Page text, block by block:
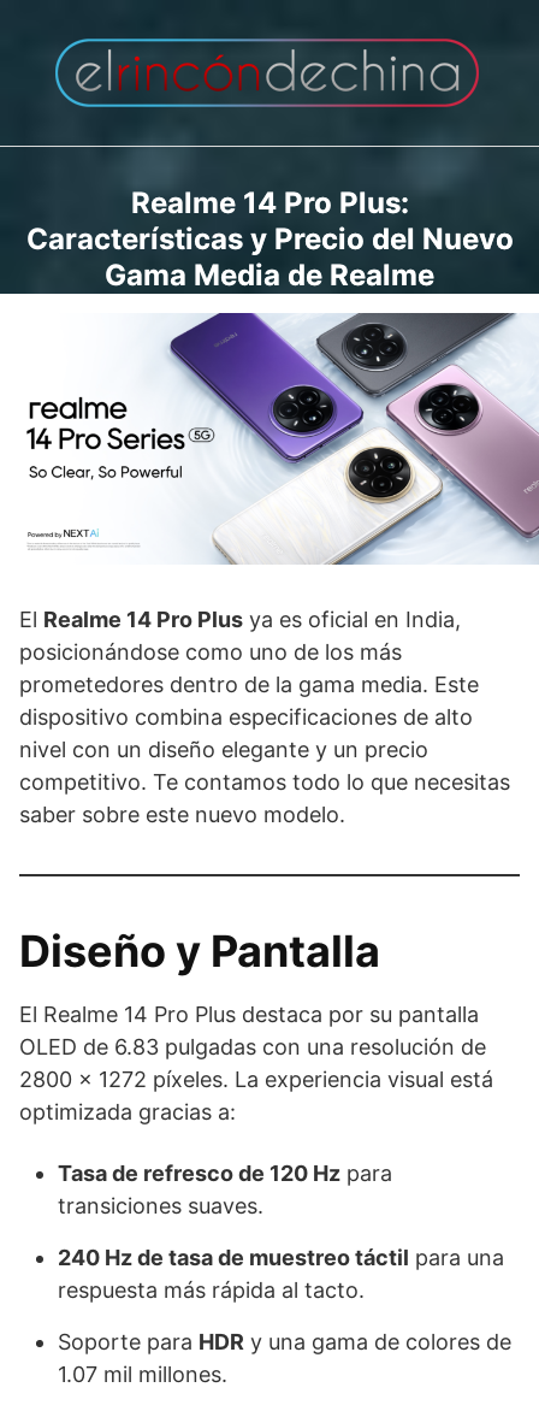
contenido
Realme 14 Pro Plus:
Características y Precio del Nuevo
Gama Media de Realme
El Realme 14 Pro Plus ya es oficial en India,
posicionándose como uno de los más
prometedores dentro de la gama media. Este
dispositivo combina especificaciones de alto
nivel con un diseño elegante y un precio
competitivo. Te contamos todo lo que necesitas
saber sobre este nuevo modelo.
Diseño y Pantalla
El Realme 14 Pro Plus destaca por su pantalla
OLED de 6.83 pulgadas con una resolución de
2800 x 1272 píxeles. La experiencia visual está
optimizada gracias a:
Tasa de refresco de 120 Hz para
transiciones suaves.
240 Hz de tasa de muestreo táctil para una
respuesta más rápida al tacto.
Soporte para HDR y una gama de colores de
1.07 mil millones.